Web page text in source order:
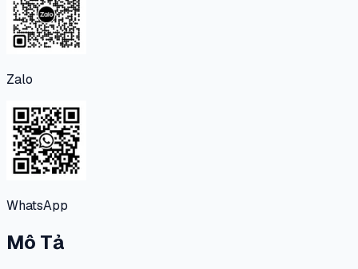
Zalo
WhatsApp
Mô Tả